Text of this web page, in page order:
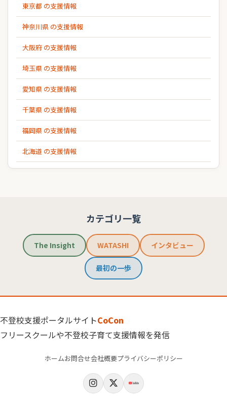
東京都 の支援情報
神奈川県 の支援情報
大阪府 の支援情報
埼玉県 の支援情報
愛知県 の支援情報
千葉県 の支援情報
福岡県 の支援情報
北海道 の支援情報
カテゴリ一覧
The Insight WATASHI インタビュー
最初の一歩
不登校支援ポータルサイトCoCon
フリースクールや不登校子育て支援情報を発信
ホームお問合せ会社概要プライバシーポリシー